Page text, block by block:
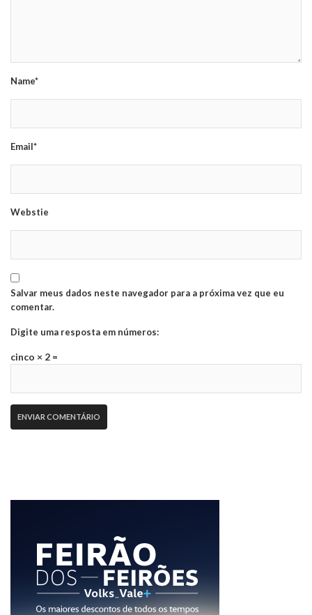
Name*
Email*
Webstie
Salvar meus dados neste navegador para a próxima vez que eu
comentar.
Digite uma resposta em números:
cinco × 2 =